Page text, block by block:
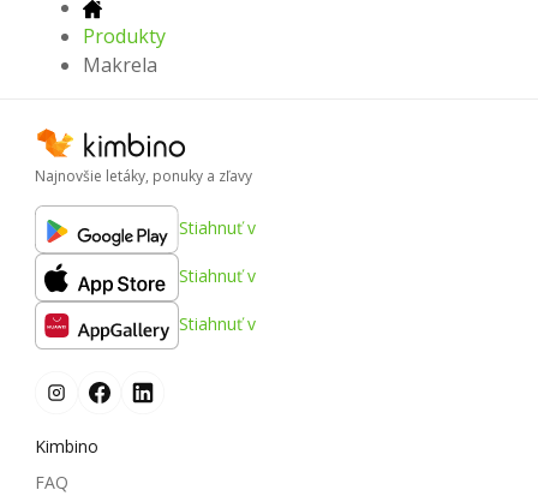
Produkty
Makrela
Najnovšie letáky, ponuky a zľavy
Stiahnuť v
Stiahnuť v
Stiahnuť v
Kimbino
FAQ